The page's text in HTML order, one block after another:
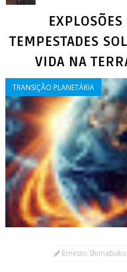
TEMPESTADES
VIDA NA
TRANSIÇÃO PLANETÁRIA
Ernesto Shimabuko